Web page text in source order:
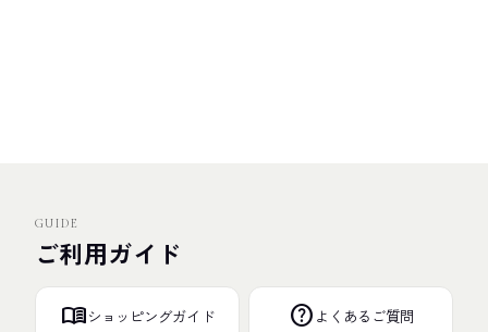
GUIDE
ご利用ガイド
menu_bookショッピングガイド help よくあるご質問